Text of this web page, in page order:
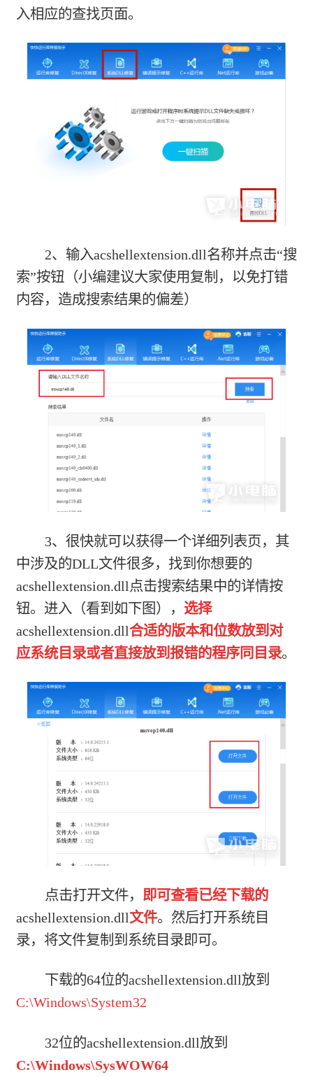
入相应的查找页面。
2、输入acshellextension.dll名称并点击“搜
索”按钮（小编建议大家使用复制，以免打错
内容，造成搜索结果的偏差）
3、很快就可以获得一个详细列表页，其
中涉及的DLL文件很多，找到你想要的
acshellextension.dll点击搜索结果中的详情按
钮。进入（看到如下图）， 选择
acshellextension.dll合适的版本和位数放到对
应系统目录或者直接放到报错的程序同目录。
点击打开文件， 即可查看已经下载的
acshellextension.dll文件。然后打开系统目
录，将文件复制到系统目录即可。
下载的64位的acshellextension.dll放到
C:\Windows\System32
32位的acshellextension.dll放到
C:\Windows\SysWOW64